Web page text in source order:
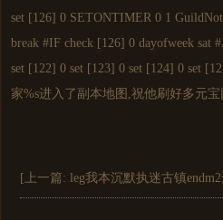
set [126] 0 SETONTIMER 0 1
break #IF check [126] 0 dayofweek sat
set [122] 0 set [123] 0 set [124] 0 set
家%s进入了副本地图,祝他刷好多元宝
[上一篇: leg我本沉默执迷古镇